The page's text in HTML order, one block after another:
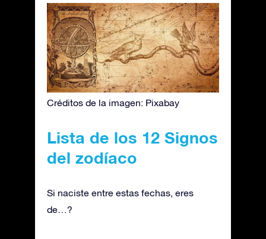
Créditos de la imagen: Pixabay
Lista de los 12 Signos
del zodíaco
Si naciste entre estas fechas, eres
de…?